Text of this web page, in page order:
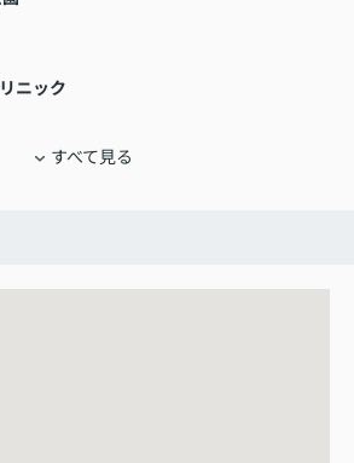
ニック
すべて見る